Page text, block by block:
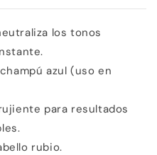
los tonos
azul (uso en
para resultados
rubio.